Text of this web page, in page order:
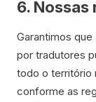
6. Nossas
Garantimos
por tradutores
todo o território
conforme as